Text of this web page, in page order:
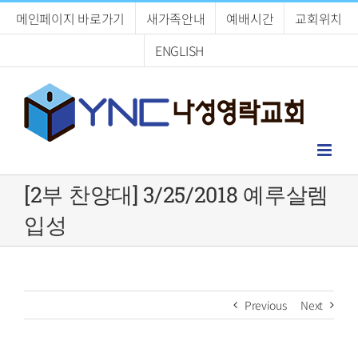
메인페이지 바로가기 새가족안내 예배시간
교회위치
ENGLISH
[2부 찬양대] 3/25/2018 예루살렘
입성
Previous Next